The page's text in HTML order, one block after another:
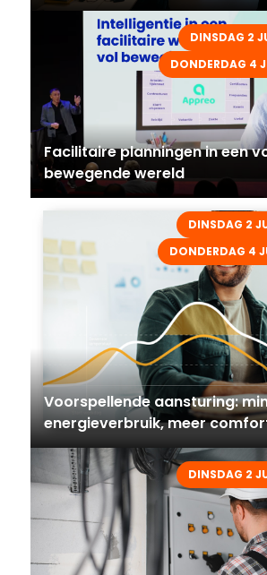
DINSDAG 2
DONDERDAG 4
Facilitaire planningen in een
bewegende wereld
DINSDAG 2
DONDERDAG 4
Voorspellende aansturing:
energieverbruik, meer
DINSDAG 2